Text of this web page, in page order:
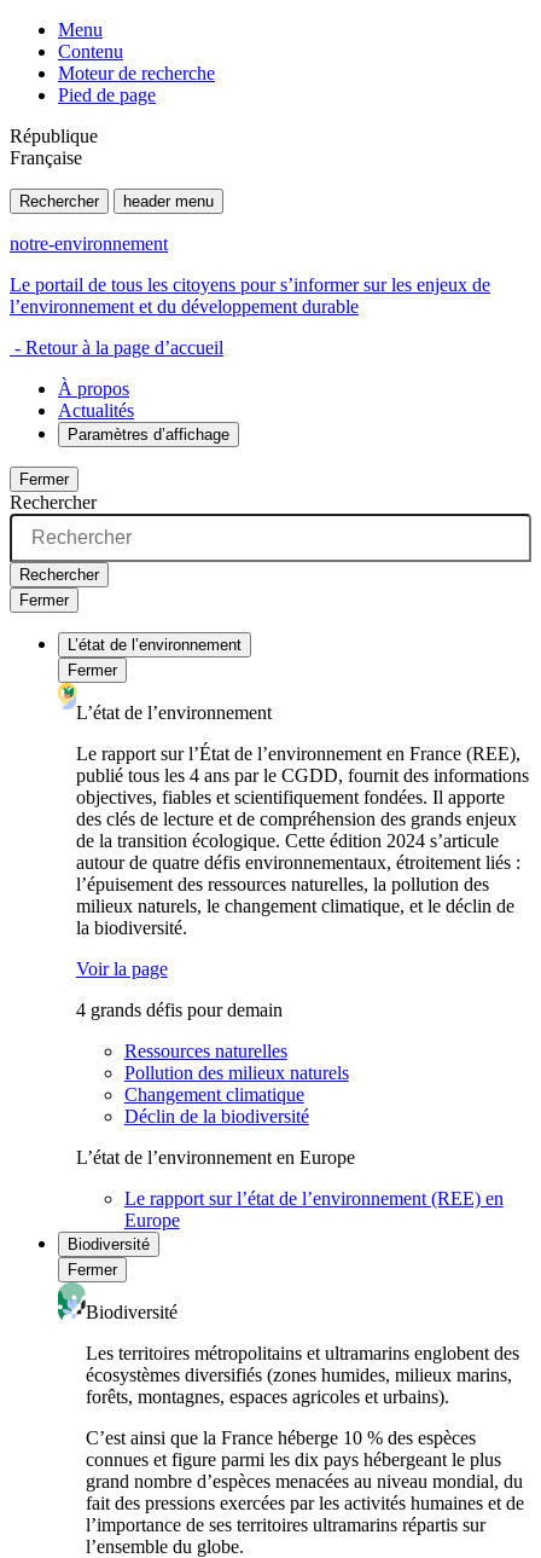
Menu
Contenu
Moteur de recherche
Pied de page
République
Française
Rechercher header menu
notre-environnement
Le portail de tous les citoyens pour s’informer sur les enjeux de
l’environnement et du développement durable
- Retour à la page d’accueil
À propos
Actualités
Paramètres d’affichage
Fermer
Rechercher
Rechercher
Fermer
L’état de l’environnement
Fermer
L’état de l’environnement
Le rapport sur l’État de l’environnement en France (REE),
publié tous les 4 ans par le CGDD, fournit des informations
objectives, fiables et scientifiquement fondées. Il apporte
des clés de lecture et de compréhension des grands enjeux
de la transition écologique. Cette édition 2024 s’articule
autour de quatre défis environnementaux, étroitement liés :
l’épuisement des ressources naturelles, la pollution des
milieux naturels, le changement climatique, et le déclin de
la biodiversité.
Voir la page
4 grands défis pour demain
Ressources naturelles
Pollution des milieux naturels
Changement climatique
Déclin de la biodiversité
L’état de l’environnement en Europe
Le rapport sur l’état de l’environnement (REE) en
Europe
Biodiversité
Fermer
Biodiversité
Les territoires métropolitains et ultramarins englobent des
écosystèmes diversifiés (zones humides, milieux marins,
forêts, montagnes, espaces agricoles et urbains).
C’est ainsi que la France héberge 10 % des espèces
connues et figure parmi les dix pays hébergeant le plus
grand nombre d’espèces menacées au niveau mondial, du
fait des pressions exercées par les activités humaines et de
l’importance de ses territoires ultramarins répartis sur
l’ensemble du globe.